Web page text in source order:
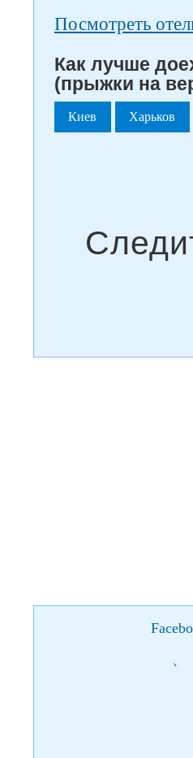
Посмотреть
Как лучше
(прыжки на
Киев Харьков
)